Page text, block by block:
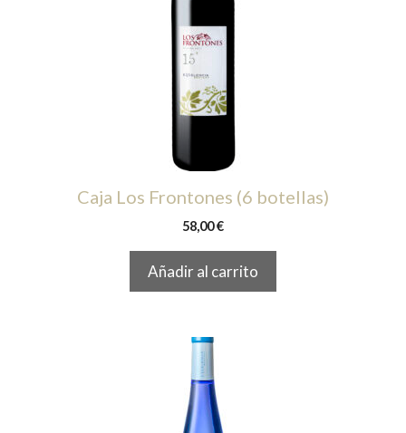
Caja Los Frontones (6 botellas)
58,00€
Añadir al carrito